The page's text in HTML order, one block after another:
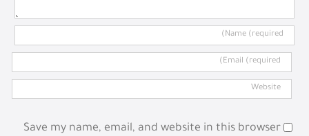
Save my name, email, and website in this browser